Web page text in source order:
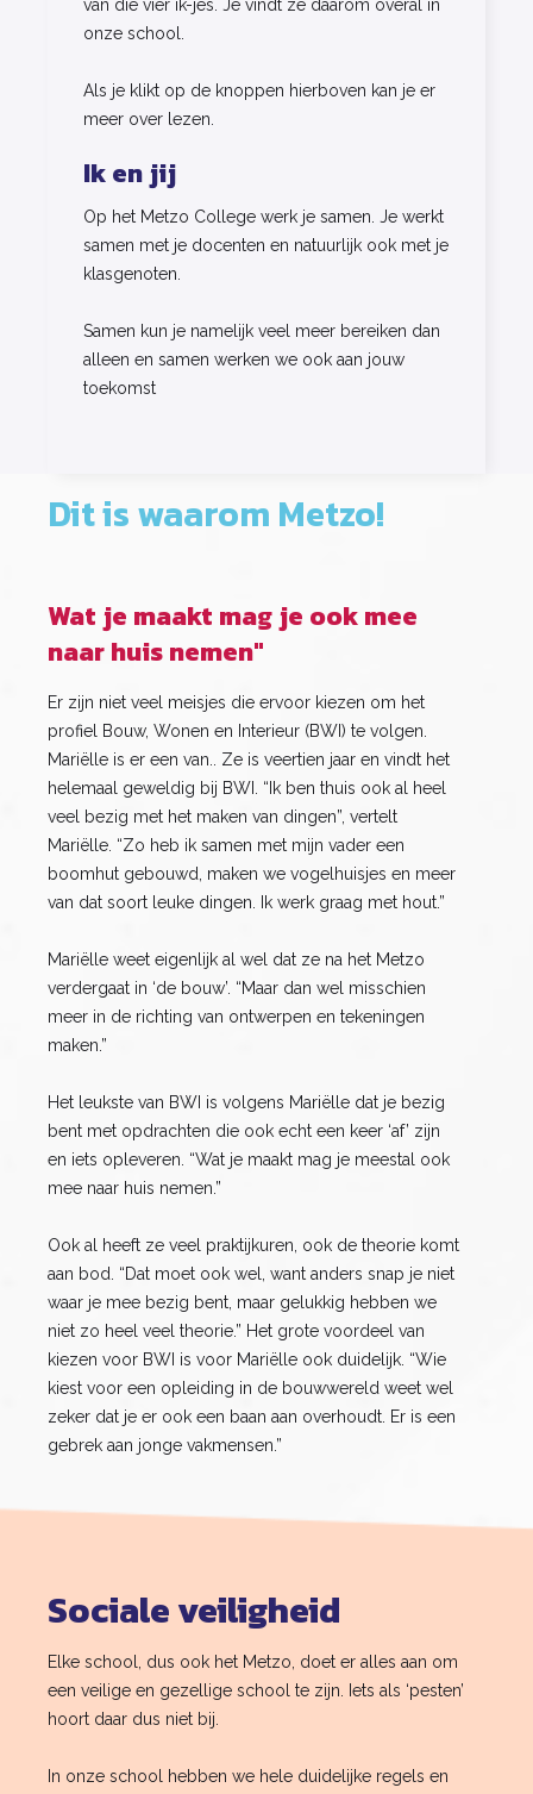
van die vier ik-jes. Je vindt ze daarom overal in
onze school.
Als je klikt op de knoppen hierboven kan je er
meer over lezen.
Ik en jij
Op het Metzo College werk je samen. Je werkt
samen met je docenten en natuurlijk ook met je
klasgenoten.
Samen kun je namelijk veel meer bereiken dan
alleen en samen werken we ook aan jouw
toekomst
Dit is waarom Metzo!
Wat je maakt mag je ook mee
naar huis nemen"
Er zijn niet veel meisjes die ervoor kiezen om het
profiel Bouw, Wonen en Interieur (BWI) te volgen.
Mariëlle is er een van.. Ze is veertien jaar en vindt het
helemaal geweldig bij BWI. “Ik ben thuis ook al heel
veel bezig met het maken van dingen”, vertelt
Mariëlle. “Zo heb ik samen met mijn vader een
boomhut gebouwd, maken we vogelhuisjes en meer
van dat soort leuke dingen. Ik werk graag met hout.”
Mariëlle weet eigenlijk al wel dat ze na het Metzo
verdergaat in ‘de bouw’. “Maar dan wel misschien
meer in de richting van ontwerpen en tekeningen
maken.”
Het leukste van BWI is volgens Mariëlle dat je bezig
bent met opdrachten die ook echt een keer ‘af’ zijn
en iets opleveren. “Wat je maakt mag je meestal ook
mee naar huis nemen.”
Ook al heeft ze veel praktijkuren, ook de theorie komt
aan bod. “Dat moet ook wel, want anders snap je niet
waar je mee bezig bent, maar gelukkig hebben we
niet zo heel veel theorie.” Het grote voordeel van
kiezen voor BWI is voor Mariëlle ook duidelijk. “Wie
kiest voor een opleiding in de bouwwereld weet wel
zeker dat je er ook een baan aan overhoudt. Er is een
gebrek aan jonge vakmensen.”
Sociale veiligheid
Elke school, dus ook het Metzo, doet er alles aan om
een veilige en gezellige school te zijn. Iets als ‘pesten’
hoort daar dus niet bij.
In onze school hebben we hele duidelijke regels en